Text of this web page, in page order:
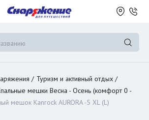
Туризм и активный отдых
мешки Весна - Осень (комфорт 0 -
мешок Kanrock AURORA -5 XL (L)